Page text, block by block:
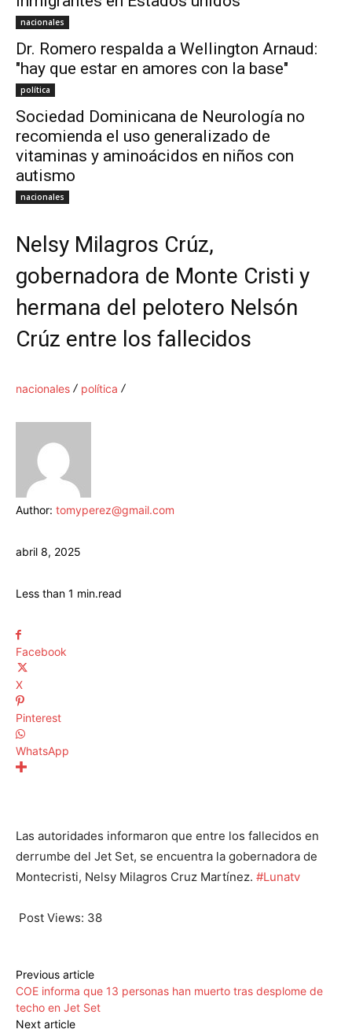
nacionales
Dr. Romero respalda a Wellington Arnaud:
"hay que estar en amores con la base"
política
Sociedad Dominicana de Neurología no
recomienda el uso generalizado de
vitaminas y aminoácidos en niños con
autismo
nacionales
Nelsy Milagros Crúz,
gobernadora de Monte Cristi y
hermana del pelotero Nelsón
Crúz entre los fallecidos
nacionales política
Author: tomyperez@gmail.com
abril 8, 2025
Less than 1 min.read
Facebook
X
Pinterest
WhatsApp
Las autoridades informaron que entre los fallecidos en
derrumbe del Jet Set, se encuentra la gobernadora de
Montecristi, Nelsy Milagros Cruz Martínez. #Lunatv
Post Views: 38
Previous article
COE informa que 13 personas han muerto tras desplome de
techo en Jet Set
Next article